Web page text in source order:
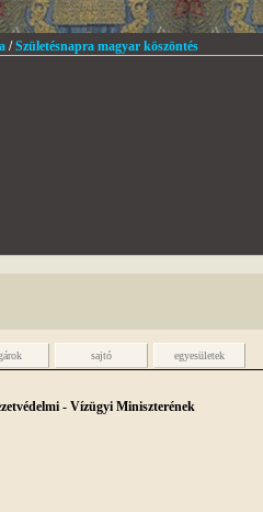
/Születésnapra magyar köszöntés
sajtó egyesületek
- Vízügyi Miniszterének